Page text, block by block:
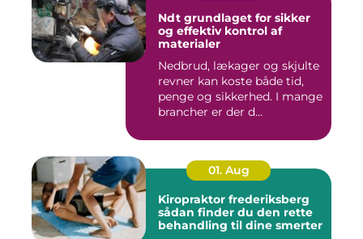
Ndt grundlaget for sikker
og effektiv kontrol af
materialer
Nedbrud, lækager og skjulte
revner kan koste både tid,
penge og sikkerhed. I mange
brancher er der d...
01. Aug
Kiropraktor frederiksberg
sådan finder du den rette
behandling til dine smerter